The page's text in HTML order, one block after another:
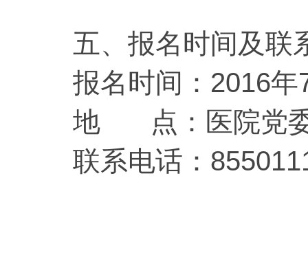
五、报名时间及联
报名时间：2016年7
地 点：医院党委
联系电话：